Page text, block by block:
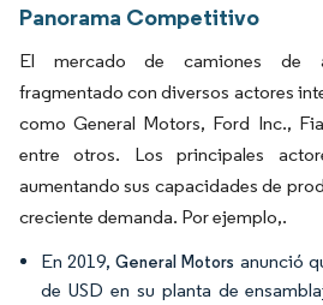
Panorama Competitivo
El mercado de camiones de
fragmentado con diversos actores
como General Motors, Ford Inc.,
entre otros. Los principales
aumentando sus capacidades de
creciente demanda. Por ejemplo,.
En 2019,General Motors anunció
de USD en su planta de